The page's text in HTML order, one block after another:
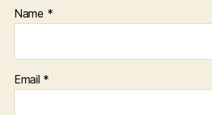
Name *
Email *